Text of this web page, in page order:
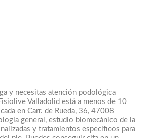
y necesitas atención podológica
Valladolid está a menos de 10
en Carr. de Rueda, 36, 47008
general, estudio biomecánico de la
y tratamientos específicos para